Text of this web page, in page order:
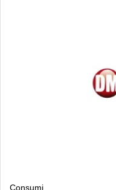
Consumi